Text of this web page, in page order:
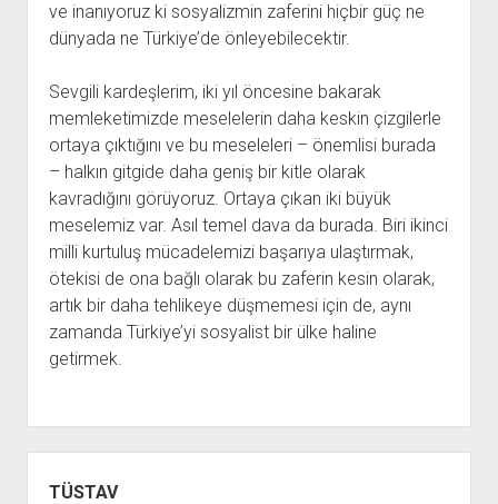
ve inanıyoruz ki sosyalizmin zaferini hiçbir güç ne
dünyada ne Türkiye’de önleyebilecektir.
Sevgili kardeşlerim, iki yıl öncesine bakarak
memleketimizde meselelerin daha keskin çizgilerle
ortaya çıktığını ve bu meseleleri – önemlisi burada
– halkın gitgide daha geniş bir kitle olarak
kavradığını görüyoruz. Ortaya çıkan iki büyük
meselemiz var. Asıl temel dava da burada. Biri ikinci
milli kurtuluş mücadelemizi başarıya ulaştırmak,
ötekisi de ona bağlı olarak bu zaferin kesin olarak,
artık bir daha tehlikeye düşmemesi için de, aynı
zamanda Türkiye’yi sosyalist bir ülke haline
getirmek.
Menü
TÜSTAV